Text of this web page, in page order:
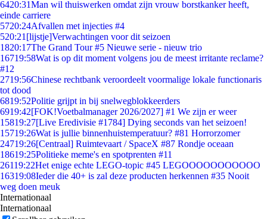
6420:31Man wil thuiswerken omdat zijn vrouw borstkanker heeft,
einde carriere
5720:24Afvallen met injecties #4
520:21 [lijstje]Verwachtingen voor dit seizoen
1820:17The Grand Tour #5 Nieuwe serie - nieuw trio
16719:58Wat is op dit moment volgens jou de meest irritante reclame?
#12
2719:56Chinese rechtbank veroordeelt voormalige lokale functionaris
tot dood
6819:52Politie grijpt in bij snelwegblokkeerders
6919:42[FOK!Voetbalmanager 2026/2027] #1 We zijn er weer
15819:27[Live Eredivisie #1784] Dying seconds van het seizoen!
15719:26Wat is jullie binnenhuistemperatuur? #81 Horrorzomer
24719:26[Centraal] Ruimtevaart / SpaceX #87 Rondje oceaan
18619:25Politieke meme's en spotprenten #11
26119:22Het enige echte LEGO-topic #45 LEGOOOOOOOOOOO
16319:08Ieder die 40+ is zal deze producten herkennen #35 Nooit
weg doen meuk
Internationaal
Internationaal